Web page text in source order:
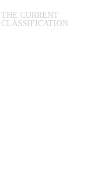
THE CURRENT
CLASSIFICATION